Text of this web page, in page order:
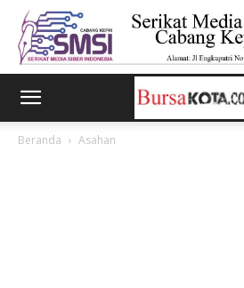
Beranda Asahan